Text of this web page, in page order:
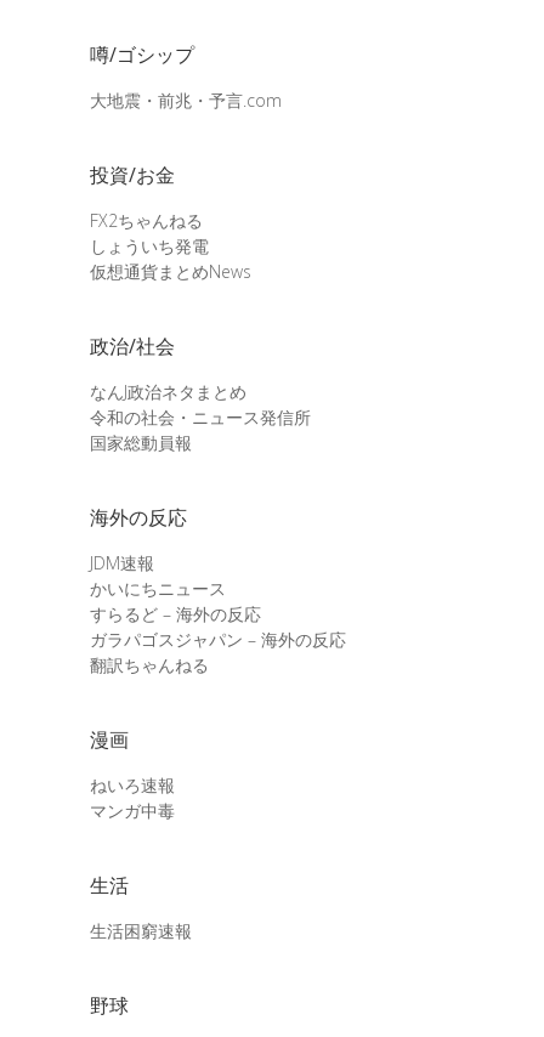
噂/ゴシップ
大地震・前兆・予言.com
投資/お金
FX2ちゃんねる
しょういち発電
仮想通貨まとめNews
政治/社会
なんJ政治ネタまとめ
令和の社会・ニュース発信所
国家総動員報
海外の反応
JDM速報
かいにちニュース
すらるど – 海外の反応
ガラパゴスジャパン – 海外の反応
翻訳ちゃんねる
漫画
ねいろ速報
マンガ中毒
生活
生活困窮速報
野球